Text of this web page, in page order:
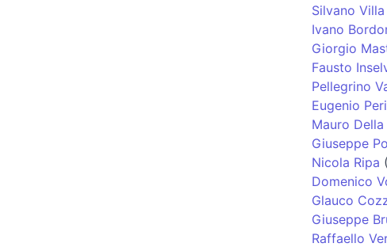
Silvano Villa
Ivano
Giorgio
Fausto
Pellegrino
Eugenio
Mauro
Giuseppe
Nicola Ripa (
Domenico
Glauco
Giuseppe
Raffaello